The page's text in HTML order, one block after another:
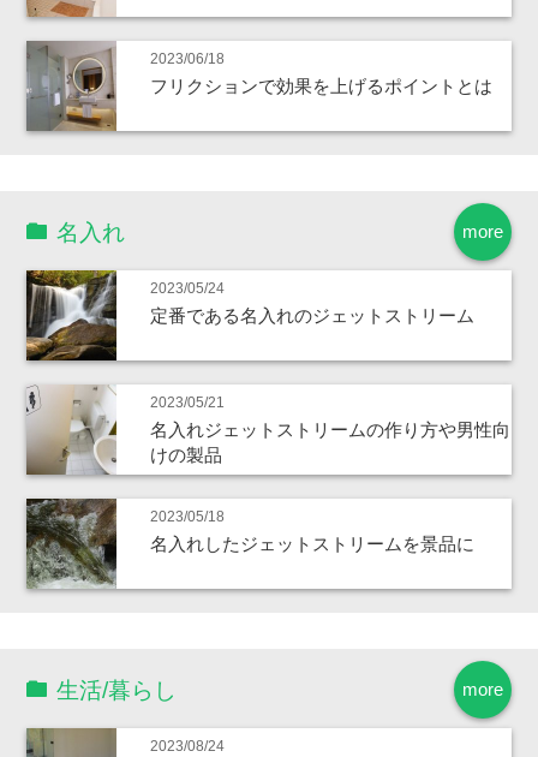
2023/06/18
フリクションで効果を上げるポイントとは
more
名入れ
2023/05/24
定番である名入れのジェットストリーム
2023/05/21
名入れジェットストリームの作り方や男性向
けの製品
2023/05/18
名入れしたジェットストリームを景品に
more
生活/暮らし
2023/08/24